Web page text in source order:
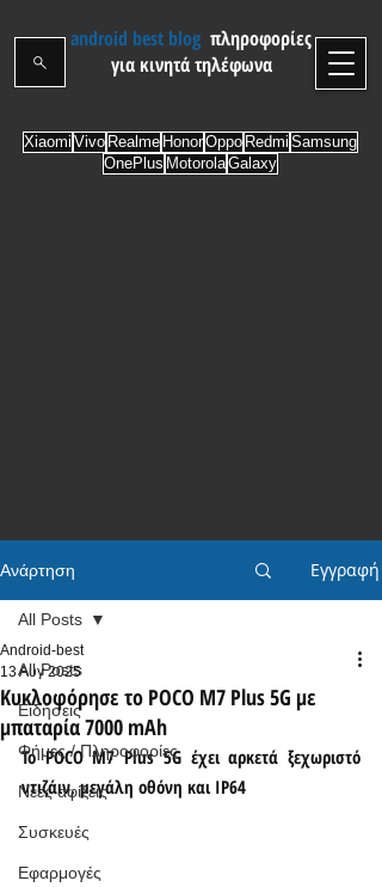
android best blog πληροφορίες
για κινητά τηλέφωνα
Xiaomi Vivo Realme HonorOppo Redmi Samsung
OnePlus MotorolaGalaxy
Ανάρτηση Εγγραφή
All Posts
Ειδήσεις
Φήμες / Πληροφορίες
Νέες αφίξεις
Συσκευές
Εφαρμογές
All Posts
Κυκλοφόρησε το POCO M7 Plus 5G με
μπαταρία 7000 mAh
Android-best
13 Αυγ 2025
Το POCO M7 Plus 5G έχει αρκετά ξεχωριστό
ντιζάιν, μεγάλη οθόνη και IP64